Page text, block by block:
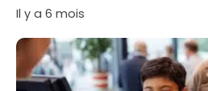
Il y a 6 mois